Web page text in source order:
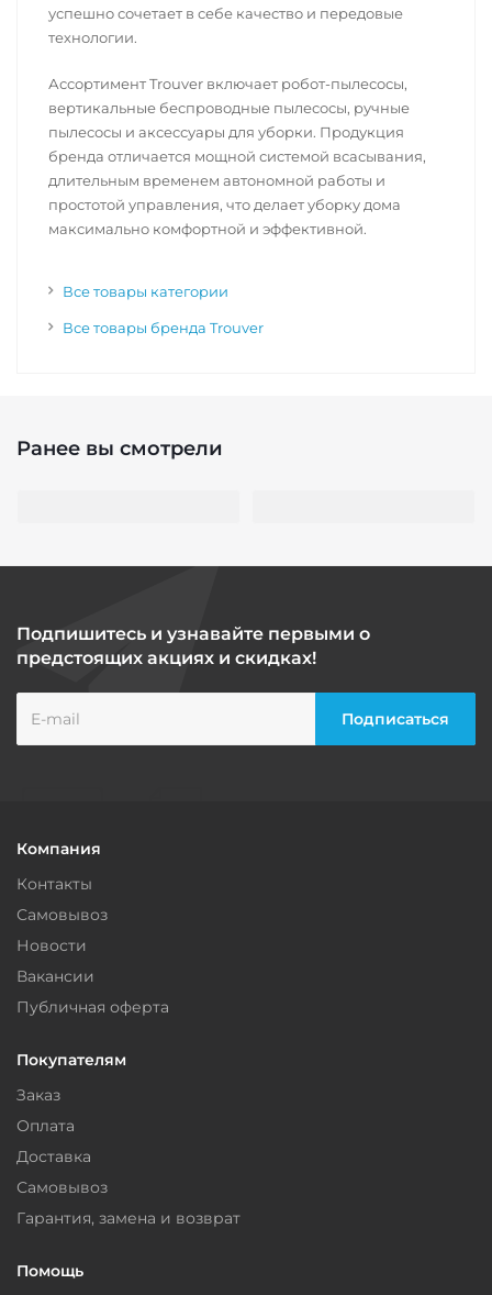
успешно сочетает в себе качество и передовые
технологии.
Ассортимент Trouver включает робот-пылесосы,
вертикальные беспроводные пылесосы, ручные
пылесосы и аксессуары для уборки. Продукция
бренда отличается мощной системой всасывания,
длительным временем автономной работы и
простотой управления, что делает уборку дома
максимально комфортной и эффективной.
Все товары категории
Все товары бренда Trouver
Ранее вы смотрели
Подпишитесь и узнавайте первыми о
предстоящих акциях и скидках!
Компания
Контакты
Самовывоз
Новости
Вакансии
Публичная оферта
Покупателям
Заказ
Оплата
Доставка
Самовывоз
Гарантия, замена и возврат
Помощь